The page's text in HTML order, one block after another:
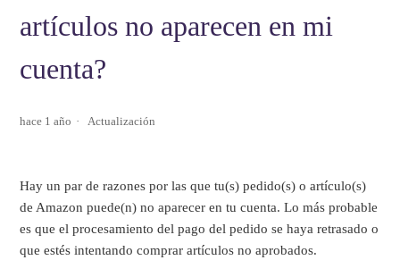
artículos no aparecen en mi
cuenta?
hace 1 año Actualización
Hay un par de razones por las que tu(s) pedido(s) o artículo(s)
de Amazon puede(n) no aparecer en tu cuenta. Lo más probable
es que el procesamiento del pago del pedido se haya retrasado o
que estés intentando comprar artículos no aprobados.